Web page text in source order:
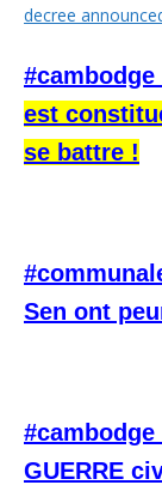
#cambodge
est
se battre !
Sen ont
#cambodge
GUERRE